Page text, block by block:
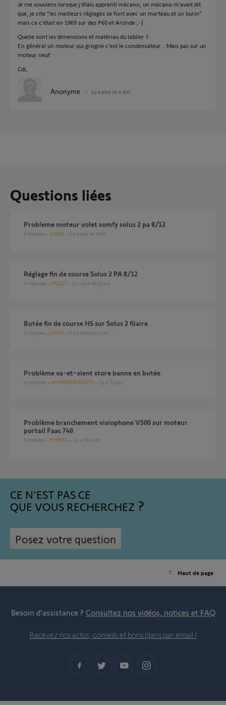
Je me souviens lorsque j'étais apprenti mécano, un mécano m'avait dit
que, je cite "les meilleurs réglages se font avec un marteau et un burin"
mais ca c'était en 1969 sur des P60 et Aronde ;-)
Quelle sont les dimensions et matériau du tablier ?
En général un moteur qui grogne c'est le condensateur....Mais pas sur un
moteur neuf.
CdL
Anonyme il y a plus de 4 ans
Questions liées
Probleme moteur volet somfy solus 2 pa 8/12
1 réponse VOLET il y a plus de 5 ans
Réglage fin de course Solus 2 PA 8/12
4 réponses VOLET il y a plus de 10 ans
Butée fin de course HS sur Solus 2 filaire
1 réponse VOLET il y a presque 4 ans
Problème va-et-vient store banne en butée
6 réponses AUTRES PRODUITS il y a 7 jours
Problème branchement visiophone V500 sur moteur
portail Faac 740
1 réponse PORTAIL il y a 16 jours
CE N'EST PAS CE
QUE VOUS RECHERCHEZ
Posez votre question
Haut de page
Besoin d’assistance ? Consultez nos vidéos, notices et FAQ
Recevez nos actus, conseils et bons plans par email !